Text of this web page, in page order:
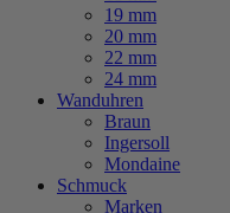
19 mm
20 mm
22 mm
24 mm
Wanduhren
Braun
Ingersoll
Mondaine
Schmuck
Marken